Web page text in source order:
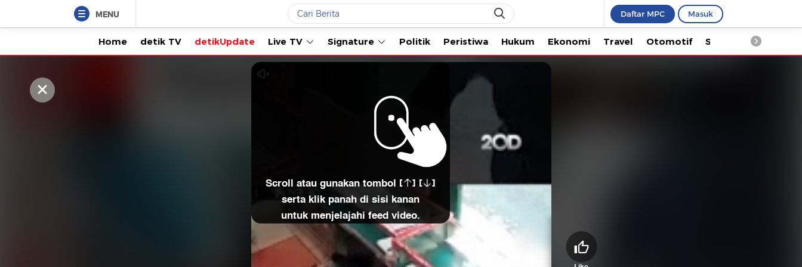
MENU Daftar MPC Masuk
Home detik TV detikUpdate Live TV Signature Politik Peristiwa Hukum Ekonomi Travel Otomotif Saintek
Scroll atau gunakan tombol [ ] [ ]
serta klik panah di sisi kanan
untuk menjelajahi feed video.